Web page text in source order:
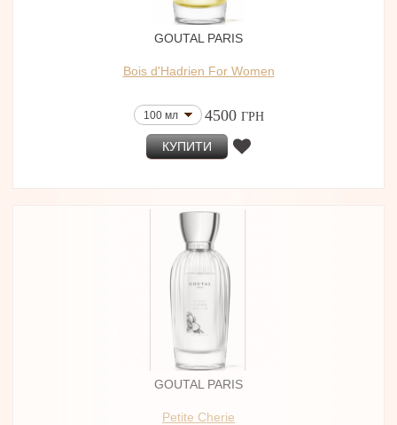
GOUTAL PARIS
Bois d'Hadrien For Women
100 мл 4500 ГРН
КУПИТИ
GOUTAL PARIS
Petite Cherie